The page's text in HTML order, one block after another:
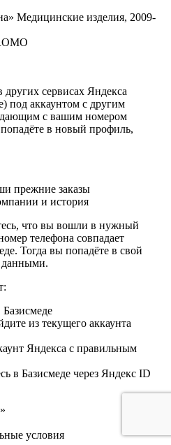
Медицинские изделия, 2009-
сервисах Яндекса
под аккаунтом с другим
с вашим номером
в новый профиль,
прежние заказы
и история
что вы вошли в нужный
телефона совпадает
Тогда вы попадёте в свой
данными.
из текущего аккаунта
Яндекса с правильным
в Базисмеде через Яндекс ID
условия